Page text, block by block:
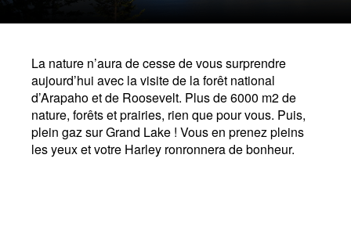
La nature n’aura de cesse de vous surprendre
aujourd’hui avec la visite de la forêt national
d’Arapaho et de Roosevelt. Plus de 6000 m2 de
nature, forêts et prairies, rien que pour vous. Puis,
plein gaz sur Grand Lake ! Vous en prenez pleins
les yeux et votre Harley ronronnera de bonheur.